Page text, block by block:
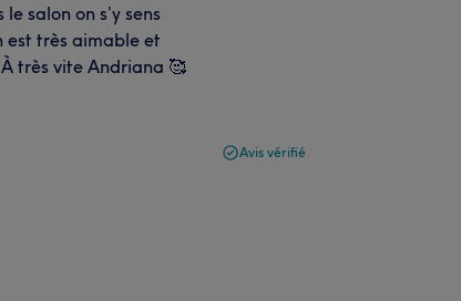
salon on s’y sens
est très aimable et
très vite Andriana 🥰
Avis vérifié